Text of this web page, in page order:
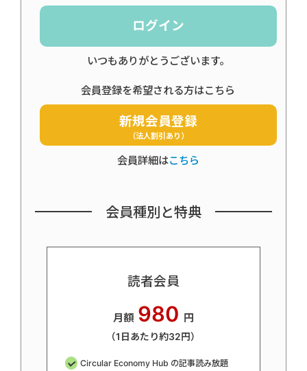
ログイン
いつもありがとうございます。
会員登録を希望される方はこちら
新規会員登録
（法人割引あり）
会員詳細はこちら
会員種別と特典
読者会員
月額 980 円
（1日あたり約32円）
Circular Economy Hub の記事読み放題